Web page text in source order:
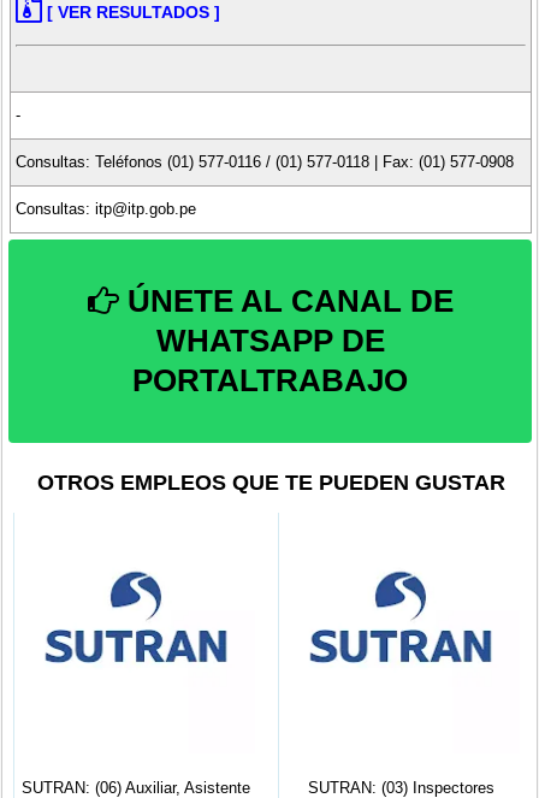
[ VER RESULTADOS ]
-
Consultas: Teléfonos (01) 577-0116 / (01) 577-0118 | Fax: (01) 577-0908
Consultas: itp@itp.gob.pe
ÚNETE AL CANAL DE
WHATSAPP DE
PORTALTRABAJO
OTROS EMPLEOS QUE TE PUEDEN GUSTAR
SUTRAN: (06) Auxiliar, Asistente
SUTRAN: (03) Inspectores